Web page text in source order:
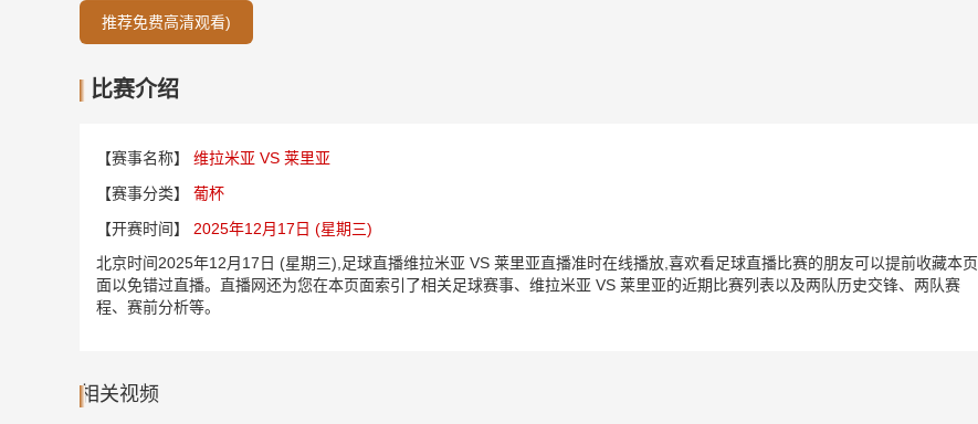
推荐免费高清观看)
比赛介绍
【赛事名称】
维拉米亚 VS 莱里亚
【赛事分类】
葡杯
【开赛时间】
2025年12月17日 (星期三)
北京时间2025年12月17日 (星期三),足球直播维拉米亚 VS 莱里亚直播准时在线播放,喜欢看足球直播比赛的朋友可以提前收藏本页
面以免错过直播。直播网还为您在本页面索引了相关足球赛事、维拉米亚 VS 莱里亚的近期比赛列表以及两队历史交锋、两队赛
程、赛前分析等。
相关视频